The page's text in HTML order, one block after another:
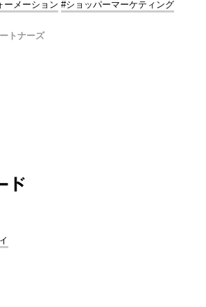
ーメーション #ショッパーマーケティング
トナーズ
ド